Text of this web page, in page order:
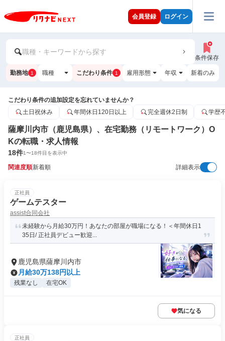
会員登録 ログイン
職種・キーワードから探す
条件保存
勤務地 1 職種 こだわり条件 1 雇用形態 年収 新着のみ
こだわり条件の追加設定を忘れていませんか？
土日祝休み
年間休日120日以上 完全週休2日制 学歴
薩摩川内市（鹿児島県）、在宅勤務（リモートワーク）O
Kの転職・求人情報
18件1〜18件目を表示中
関連度順新着順 詳細表示
正社員
ゲームテスター
assist合同会社
未経験から月給30万円！あなたの部屋が職場になる！＜年間休日1
35日/ 正社員デビュー歓迎...
鹿児島県薩摩川内市
月給30万138円以上
残業なし 在宅OK
気になる
正社員